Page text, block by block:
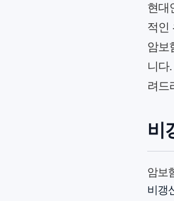
현대
적인
암보
니다
려드
비
암보
비갱